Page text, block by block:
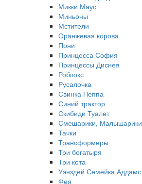
Микки Маус
Миньоны
Мстители
Оранжевая корова
Пони
Принцесса София
Принцессы Диснея
Роблокс
Русалочка
Свинка Пеппа
Синий трактор
Скибиди Туалет
Смешарики, Малышарики
Тачки
Трансформеры
Три богатыря
Три кота
Уэнздей Семейка Аддамс
Фея